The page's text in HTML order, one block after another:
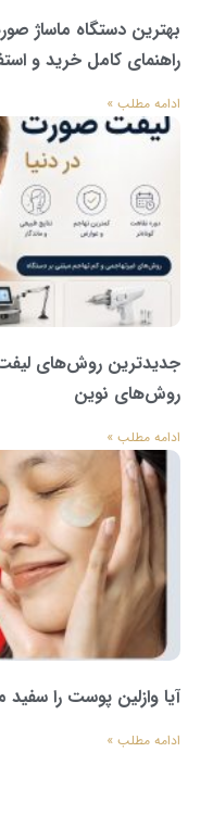
بهترین دستگاه ماساژ
راهنمای کامل خرید و
ادامه مطلب »
جدیدترین روش‌های لیفت
روش‌های نوین
ادامه مطلب »
آیا وازلین پوست را
ادامه مطلب »